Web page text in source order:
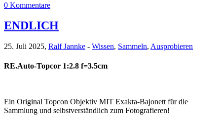
0 Kommentare
ENDLICH
25. Juli 2025, Ralf Jannke - Wissen, Sammeln, Ausprobieren
RE.Auto-Topcor 1:2.8 f=3.5cm
Ein Original Topcon Objektiv MIT Exakta-Bajonett für die
Sammlung und selbstverständlich zum Fotografieren!